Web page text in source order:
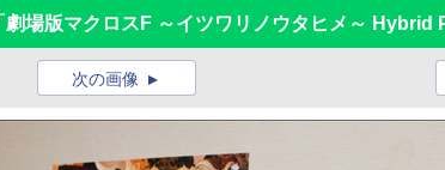
場版マクロスF ～イツワリノウタヒメ～ Hybrid
次の画像